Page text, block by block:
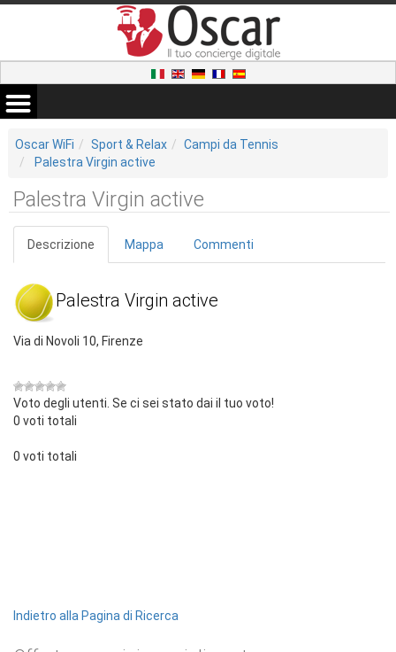
Oscar WiFi Sport & Relax
Campi da Tennis
Palestra Virgin active
Palestra Virgin active
Descrizione Mappa Commenti
Palestra Virgin active
Via di Novoli 10, Firenze
Voto degli utenti. Se ci sei stato dai il tuo voto!
0 voti totali
0 voti totali
Indietro alla Pagina di Ricerca